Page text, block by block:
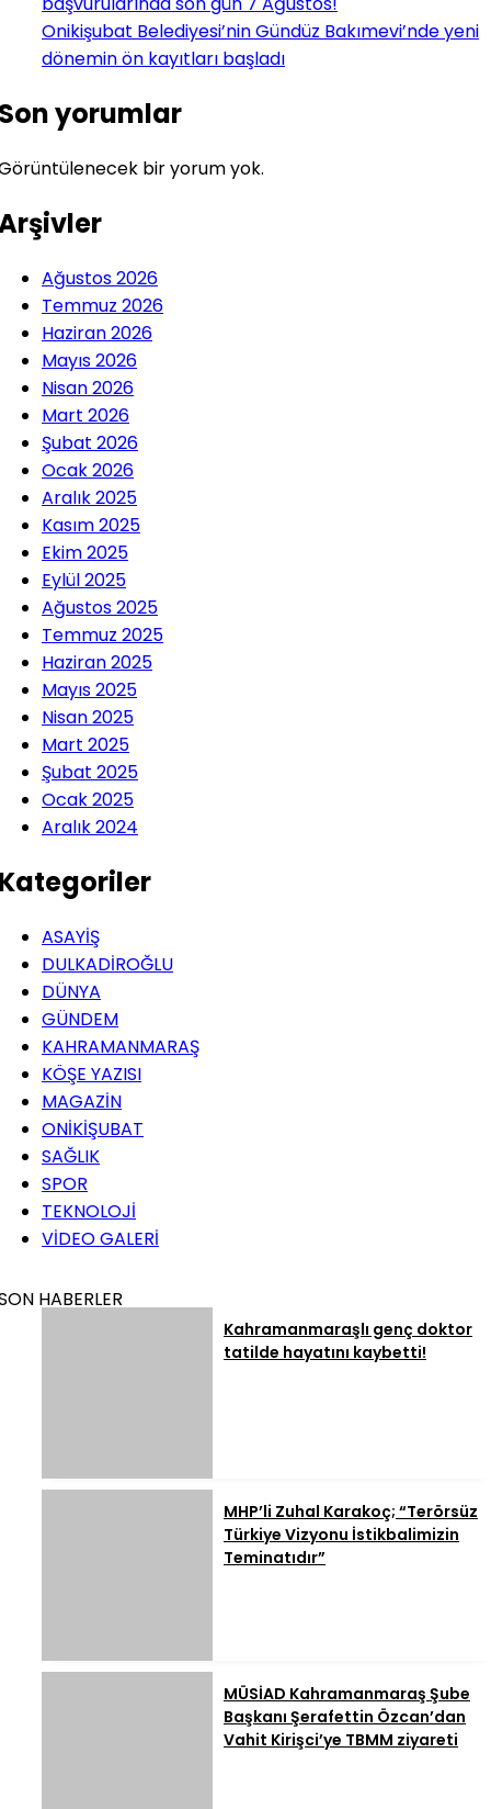
Onikişubat Belediyesi’nin Gündüz Bakımevi’nde yeni
dönemin ön kayıtları başladı
yorumlar
bir yorum yok.
Ağustos 2026
Temmuz 2026
Haziran 2026
Mayıs 2026
Nisan 2026
Mart 2026
Şubat 2026
Ocak 2026
Aralık 2025
Kasım 2025
Ekim 2025
Eylül 2025
Ağustos 2025
Temmuz 2025
Haziran 2025
Mayıs 2025
Nisan 2025
Mart 2025
Şubat 2025
Ocak 2025
Aralık 2024
ASAYİŞ
DULKADİROĞLU
DÜNYA
GÜNDEM
KAHRAMANMARAŞ
KÖŞE YAZISI
MAGAZİN
ONİKİŞUBAT
SAĞLIK
SPOR
TEKNOLOJİ
VİDEO GALERİ
HABERLER
Kahramanmaraşlı genç doktor
tatilde hayatını kaybetti!
MHP’li Zuhal Karakoç; “Terörsüz
Türkiye Vizyonu İstikbalimizin
Teminatıdır”
MÜSİAD Kahramanmaraş Şube
Başkanı Şerafettin Özcan’dan
Vahit Kirişci’ye TBMM ziyareti